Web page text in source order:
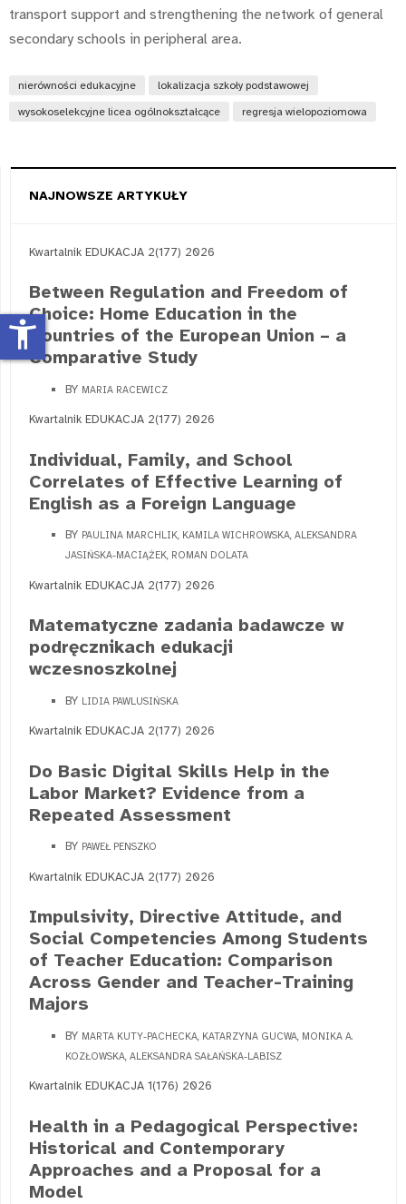
transport support and strengthening the network of general
secondary schools in peripheral area.
nierówności edukacyjne lokalizacja szkoły podstawowej
wysokoselekcyjne licea ogólnokształcące regresja wielopoziomowa
NAJNOWSZE ARTYKUŁY
Kwartalnik EDUKACJA 2(177) 2026
Between Regulation and Freedom of
Choice: Home Education in the
Countries of the European Union – a
Comparative Study
BY MARIA RACEWICZ
Kwartalnik EDUKACJA 2(177) 2026
Individual, Family, and School
Correlates of Effective Learning of
English as a Foreign Language
BY PAULINA MARCHLIK, KAMILA WICHROWSKA, ALEKSANDRA
JASIŃSKA-MACIĄŻEK, ROMAN DOLATA
Kwartalnik EDUKACJA 2(177) 2026
Matematyczne zadania badawcze w
podręcznikach edukacji
wczesnoszkolnej
BY LIDIA PAWLUSIŃSKA
Kwartalnik EDUKACJA 2(177) 2026
Do Basic Digital Skills Help in the
Labor Market? Evidence from a
Repeated Assessment
BY PAWEŁ PENSZKO
Kwartalnik EDUKACJA 2(177) 2026
Impulsivity, Directive Attitude, and
Social Competencies Among Students
of Teacher Education: Comparison
Across Gender and Teacher-Training
Majors
BY MARTA KUTY-PACHECKA, KATARZYNA GUCWA, MONIKA A.
KOZŁOWSKA, ALEKSANDRA SAŁAŃSKA-LABISZ
Kwartalnik EDUKACJA 1(176) 2026
Health in a Pedagogical Perspective:
Historical and Contemporary
Approaches and a Proposal for a
Model
accessibility_new